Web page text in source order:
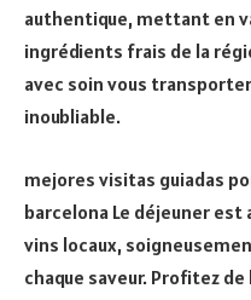
authentique, mettant en
ingrédients frais de la
avec soin vous
inoubliable.
mejores visitas guiadas
barcelona Le déjeuner est
vins locaux,
chaque saveur. Profitez